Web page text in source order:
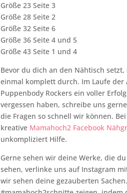
Größe 23 Seite 3
Größe 28 Seite 2
Größe 32 Seite 6
Größe 36 Seite 4 und 5
Größe 43 Seite 1 und 4
Bevor du dich an den Nähtisch
einmal komplett durch. Im Laufe
Puppenbody Rockers ein voller
vergessen haben, schreibe uns
die Fragen so schnell wir können.
kreative Mamahoch2 Facebook
unkompliziert Hilfe.
Gerne sehen wir deine Werke, die
sehen, verlinke uns auf Instagram
wir sehen deine gezauberten